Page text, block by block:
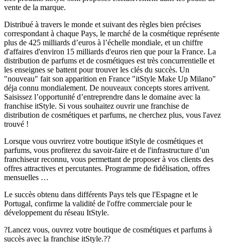
vente de la marque.
Distribué à travers le monde et suivant des règles bien précises
correspondant à chaque Pays, le marché de la cosmétique représente
plus de 425 milliards d’euros à l’échelle mondiale, et un chiffre
d'affaires d'environ 15 milliards d'euros rien que pour la France. La
distribution de parfums et de cosmétiques est très concurrentielle et
les enseignes se battent pour trouver les clés du succès. Un
"nouveau" fait son apparition en France "itStyle Make Up Milano"
déja connu mondialement. De nouveaux concepts stores arrivent.
Saisissez l’opportunité d’entreprendre dans le domaine avec la
franchise itStyle. Si vous souhaitez ouvrir une franchise de
distribution de cosmétiques et parfums, ne cherchez plus, vous l'avez
trouvé !
Lorsque vous ouvrirez votre boutique itStyle de cosmétiques et
parfums, vous profiterez du savoir-faire et de l'infrastructure d’un
franchiseur reconnu, vous permettant de proposer à vos clients des
offres attractives et percutantes. Programme de fidélisation, offres
mensuelles …
Le succès obtenu dans différents Pays tels que l'Espagne et le
Portugal, confirme la validité de l'offre commerciale pour le
développement du réseau ItStyle.
?Lancez vous, ouvrez votre boutique de cosmétiques et parfums à
succès avec la franchise itStyle.??